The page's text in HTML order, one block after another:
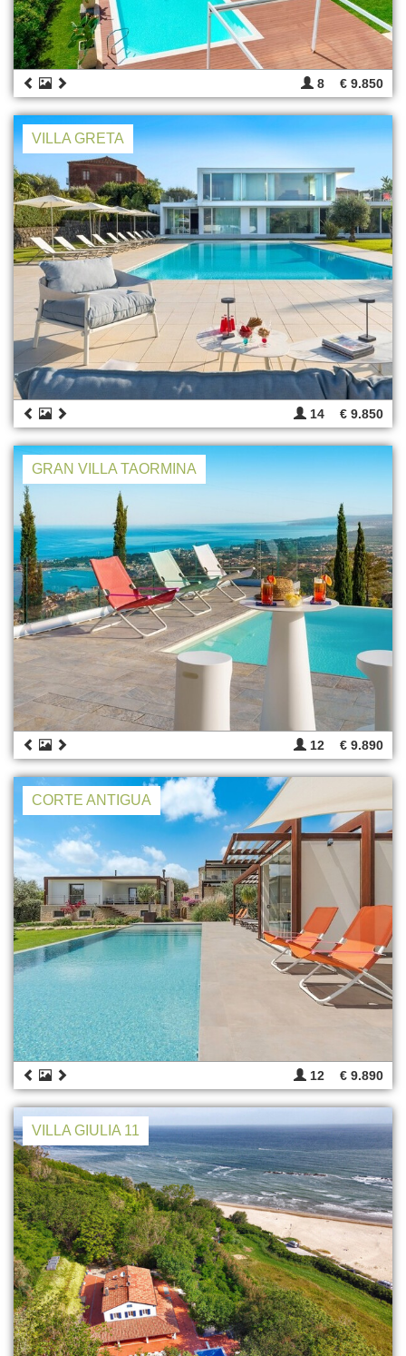
8 € 9.850
VILLA GRETA
14 € 9.850
GRAN VILLA TAORMINA
12 € 9.890
CORTE ANTIGUA
12 € 9.890
VILLA GIULIA 11